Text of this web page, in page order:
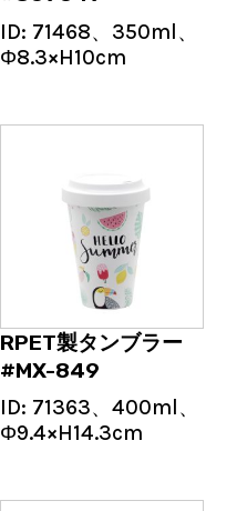
ID: 71468、350ml、
Φ8.3×H10cm
RPET製タンブラー
#MX-849
ID: 71363、400ml、
Φ9.4×H14.3cm